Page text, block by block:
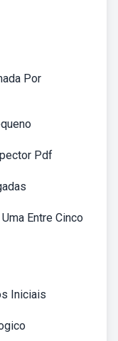
Por
Pdf
Entre Cinco
Iniciais